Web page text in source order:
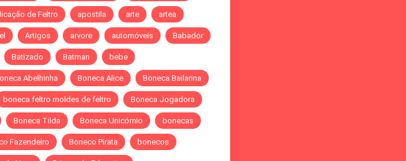
de Feltro apostila arte artea
Artigos arvore automóveis Babador
Batizado Batman bebe
Abelhinha Boneca Alice Boneca Bailarina
boneca feltro moldes de feltro Boneca Jogadora
Boneca Tilda Boneca Unicórnio bonecas
Fazendeiro Boneco Pirata bonecos